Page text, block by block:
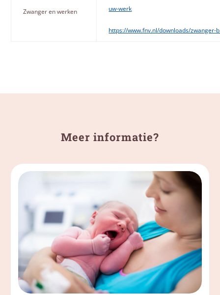
Zwanger en werken uw-werk
https://www.fnv.nl/downloads/
Meer informatie?